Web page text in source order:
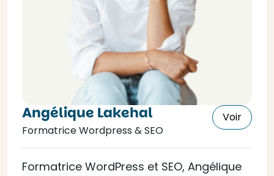
Angélique Lakehal
Formatrice Wordpress & SEO
Voir
Formatrice WordPress et SEO, Angélique